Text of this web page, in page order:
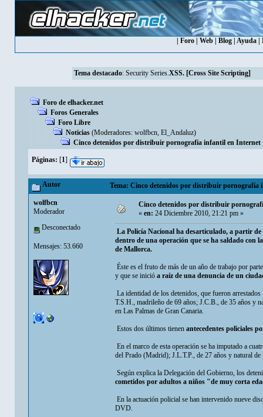
Foro Web Blog Ayuda
Tema destacado: Security Series.XSS. [Cross Site Scripting]
Foro de elhacker.net
Foros Generales
Foro Libre
Noticias (Moderadores: wolfbcn, El_Andaluz)
Cinco detenidos por distribuir pornografía infantil en Internet
Páginas: [1]
Autor Tema: Cinco detenidos por distribuir pornografía
wolfbcn
Moderador
Desconectado
Mensajes: 53.660
Cinco detenidos por distribuir
«en:24 Diciembre 2010, 21:21 pm »
La Policía Nacional ha desarticulado, a partir
dentro de una operación que se ha saldado con
de Mallorca.
Éste es el fruto de más de un año de trabajo por
y que se inicióa raíz de una denuncia de un
La identidad de los detenidos, que fueron
T.S.H., madrileño de 69 años; J.C.B., de 35 años y
en Las Palmas de Gran Canaria.
Estos dos últimos tienenantecedentes policiales
En el marco de esta operación se ha imputado a
del Prado (Madrid); J.L.T.P., de 27 años y natural
Según explica la Delegación del Gobierno, los
cometidos por adultos a niños "de muy corta
En la actuación policial se han intervenido nueve
DVD.